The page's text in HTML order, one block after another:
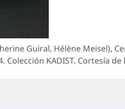
Guiral, Hélène Meisel),
KADIST. Cortesía